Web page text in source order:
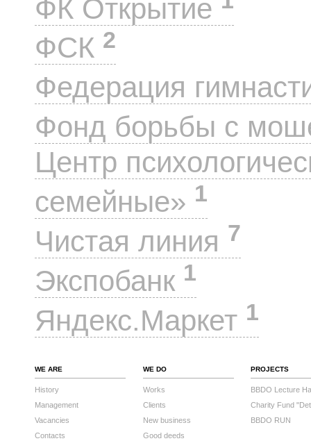
ФК Открытие
ФСК 2
Федерация
Фонд борьбы с
Центр
семейные» 1
Чистая линия 7
Экспобанк 1
Яндекс.Маркет 1
WE ARE
History
Management
Vacancies
Contacts
WE DO
Works
Clients
New business
Good deeds
PROJECTS
BBDO Lecture
Charity Fund
BBDO RUN